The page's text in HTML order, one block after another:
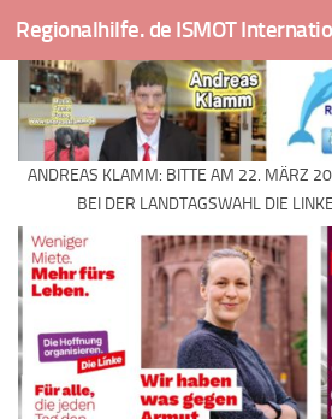
Skip to content
ANDREAS KLAMM: BITTE AM 22. MÄRZ
BEI DER LANDTAGSWAHL DIE